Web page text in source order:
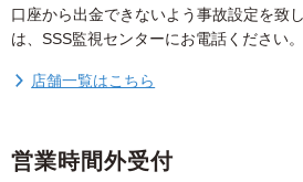
口座から出金できないよう事故設定を致
は、SSS監視センターにお電話ください。
店舗一覧はこちら
営業時間外受付